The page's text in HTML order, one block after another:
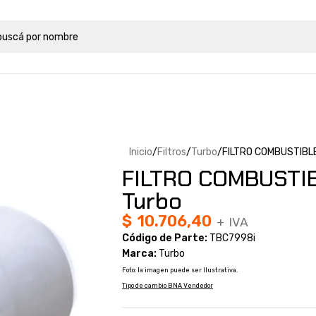
Inicio Filtros Turbo FILTRO
FILTRO
Turbo
$ 10.706,40 + IVA
Código de Parte: TBC7998i
Marca: Turbo
Foto: la imagen puede ser Ilustrativa.
Tipo de cambio BNA Vendedor